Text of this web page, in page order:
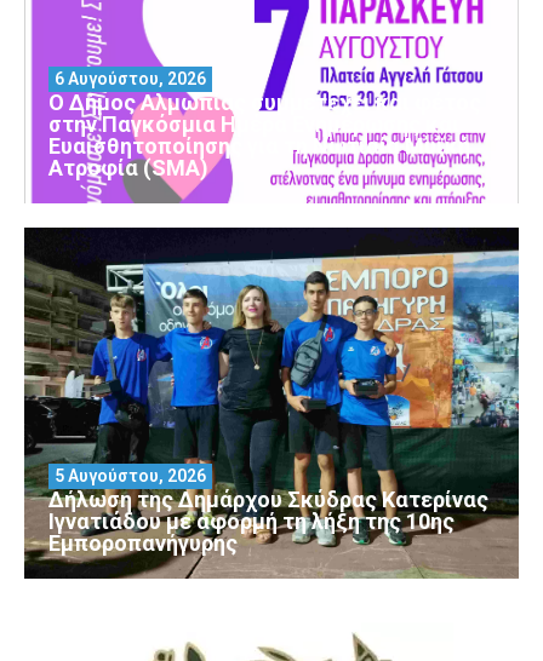
Ο Δήμος Αλμωπίας συμμετέχει και φέτος
στην Παγκόσμια Ημέρα Ενημέρωσης και
Ευαισθητοποίησης για τη Νωτιαία Μυϊκή
Ατροφία (SMA)
6 Αυγούστου, 2026
Δήλωση της Δημάρχου Σκύδρας Κατερίνας
Ιγνατιάδου με αφορμή τη λήξη της 10ης
Εμποροπανήγυρης
5 Αυγούστου, 2026